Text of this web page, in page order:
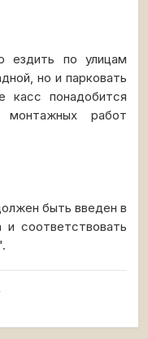
ездить по улицам
но и парковать
касс понадобится
монтажных работ
быть введен в
и соответствовать